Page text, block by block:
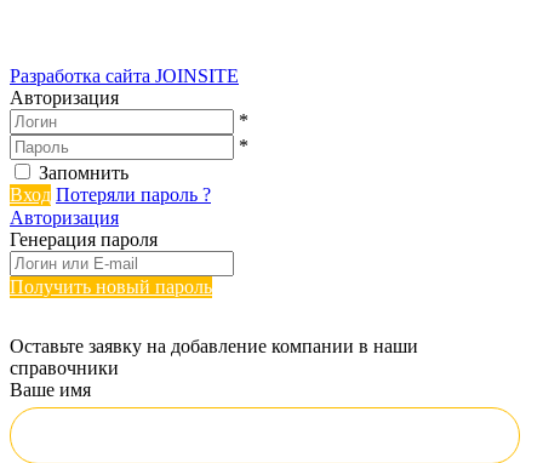
Разработка сайта JOINSITE
Авторизация
*
*
Запомнить
Вход Потеряли пароль ?
Авторизация
Генерация пароля
Получить новый пароль
Оставьте заявку на добавление компании в наши
справочники
Ваше имя